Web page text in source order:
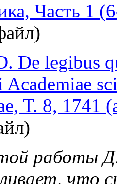
Часть 1
De legibus
Academiae
T. 8, 1741
работы
что